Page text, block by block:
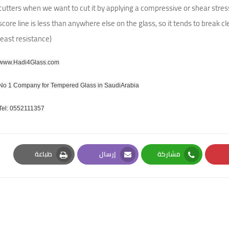
when we want to cut it by applying a compressive or shear
line is less than anywhere else on the glass, so it tends to break
resistance)
1 Company for Tempered Glass in SaudiArabia
0552111357
مشاركة
Whatsapp
إرسال
Email
طباعة
Print